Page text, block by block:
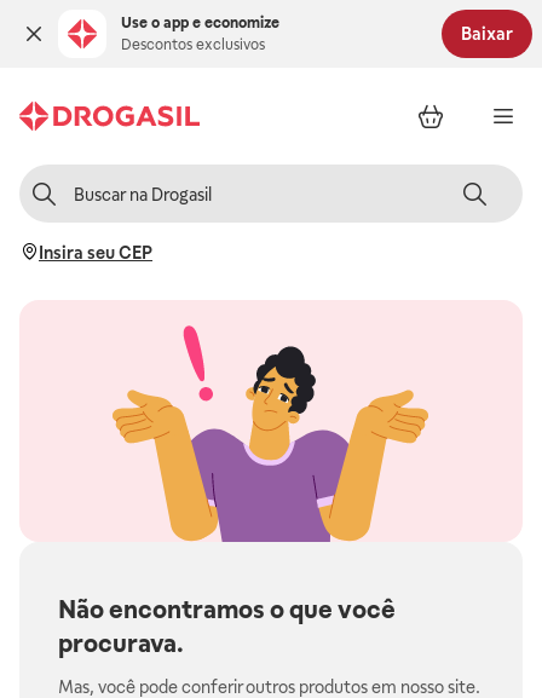
Use o app e economize
Descontos exclusivos
Baixar
Insira seu CEP
Não encontramos o que você
procurava.
Mas, você pode conferir outros produtos em nosso site.